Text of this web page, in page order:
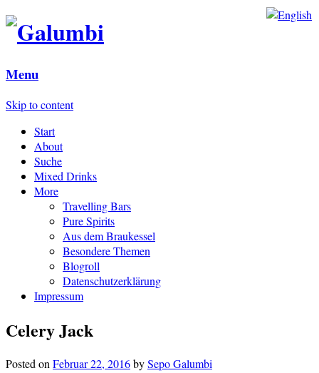
Menu
Skip to content
Start
About
Suche
Mixed Drinks
More
Travelling Bars
Pure Spirits
Aus dem Braukessel
Besondere Themen
Blogroll
Datenschutzerklärung
Impressum
Celery Jack
Posted onFebruar 22, 2016bySepo Galumbi